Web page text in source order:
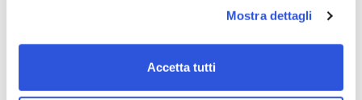
Mostra dettagli
Accetta tutti
per soddisfare tutte le esigenze.
la spedizione la regaliamo noi.
Spedizioni in tutta Europa a 20€.